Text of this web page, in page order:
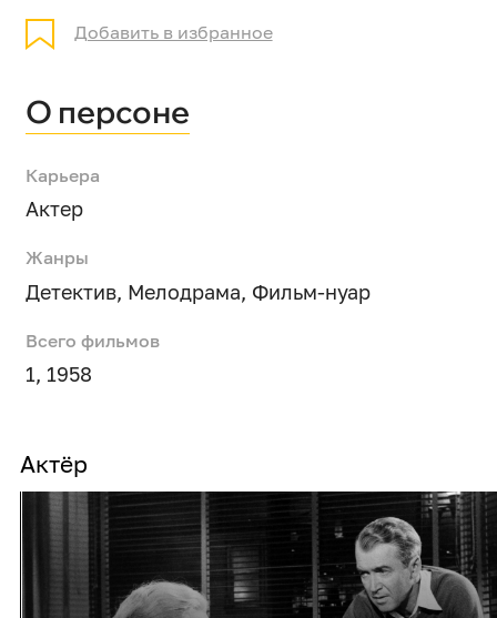
Добавить в избранное
О персоне
Карьера
Актер
Жанры
Детектив, Мелодрама, Фильм-нуар
Всего фильмов
1, 1958
Актёр